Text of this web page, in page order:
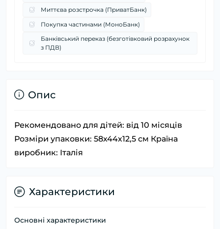
Миттєва розстрочка (ПриватБанк)
Покупка частинами (МоноБанк)
Банківський переказ (безготівковий розрахунок
з ПДВ)
Опис
Рекомендовано для дітей: від 10 місяців
Розміри упаковки: 58х44х12,5 см Країна
виробник: Італія
Характеристики
Основні характеристики